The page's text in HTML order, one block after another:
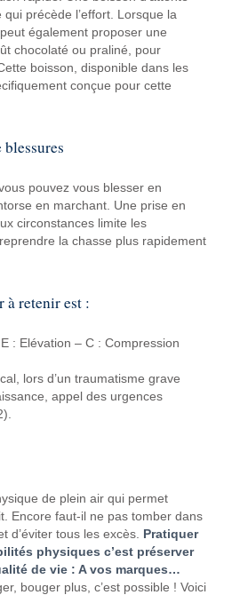
précède l’effort. Lorsque la
également proposer une
chocolaté ou praliné, pour
boisson, disponible dans les
conçue pour cette
pouvez vous blesser en
en marchant. Une prise en
circonstances limite les
la chasse plus rapidement
à retenir est :
: Elévation – C : Compression
lors d’un traumatisme grave
appel des urgences
de plein air qui permet
Encore faut-il ne pas tomber dans
d’éviter tous les excès. Pratiquer
physiques c’est préserver
de vie : A vos marques…
bouger plus, c’est possible ! Voici